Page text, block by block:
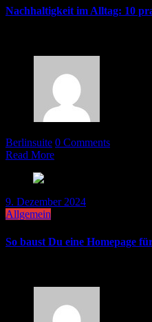
Nachhaltigkeit im Alltag: 10
Berlinsuite 0 Comments
Read More
9. Dezember 2024
Allgemein
So baust Du eine Homepage